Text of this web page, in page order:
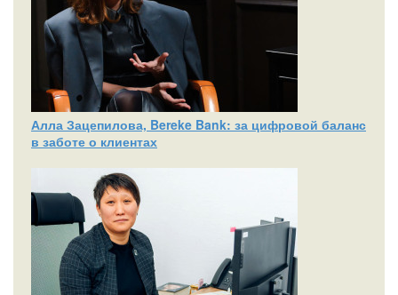
Алла Зацепилова, Bereke Bank: за цифровой баланс
в заботе о клиентах